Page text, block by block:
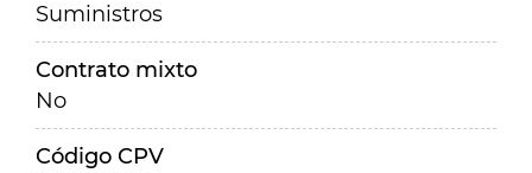
Suministros
Contrato mixto
No
Código CPV